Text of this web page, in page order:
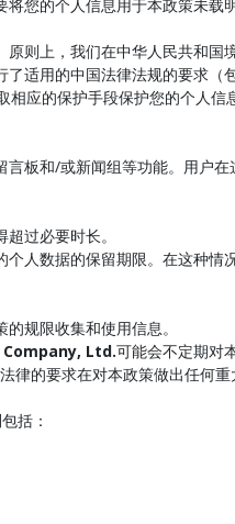
您的个人信息用于本政策未载
原则上，我们在中华人民共和国
适用的中国法律法规的要求
相应的保护手段保护您的个人
板和/或新闻组等功能。用户
过必要时长。
人数据的保留期限。在这种
规限收集和使用信息。
Ltd.可能会不定期对
律的要求在对本政策做出任何重
括：